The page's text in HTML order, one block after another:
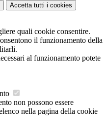
Accetta tutti i cookies
quali cookie consentire.
il funzionamento della
al funzionamento potete
non possono essere
nella pagina della cookie